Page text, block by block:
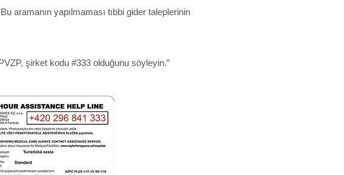
aramanın yapılmaması tıbbi gider taleplerinin
şirket kodu #333 olduğunu söyleyin.”